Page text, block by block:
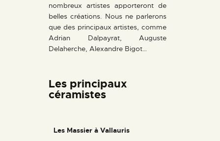
nombreux artistes apporteront de
belles créations. Nous ne parlerons
que des principaux artistes, comme
Adrian Dalpayrat, Auguste
Delaherche, Alexandre Bigot…
Les principaux
céramistes
Les Massier à Vallauris